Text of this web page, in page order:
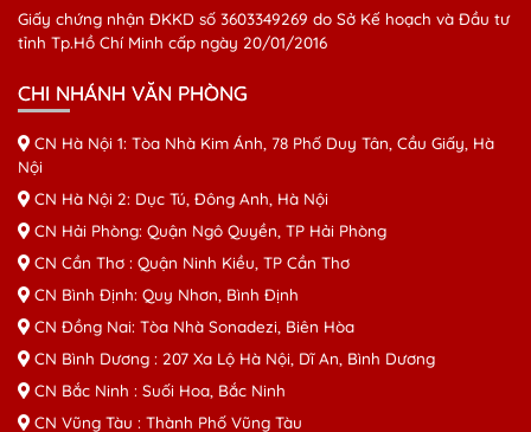
Giấy chứng nhận ĐKKD số 3603349269 do Sở Kế hoạch và Đầu tư
tỉnh Tp.Hồ Chí Minh cấp ngày 20/01/2016
CHI NHÁNH VĂN PHÒNG
CN Hà Nội 1: Tòa Nhà Kim Ánh, 78 Phố Duy Tân, Cầu Giấy, Hà
Nội
CN Hà Nội 2: Dục Tú, Đông Anh, Hà Nội
CN Hải Phòng: Quận Ngô Quyền, TP Hải Phòng
CN Cần Thơ : Quận Ninh Kiều, TP Cần Thơ
CN Bình Định: Quy Nhơn, Bình Định
CN Đồng Nai: Tòa Nhà Sonadezi, Biên Hòa
CN Bình Dương : 207 Xa Lộ Hà Nội, Dĩ An, Bình Dương
CN Bắc Ninh : Suối Hoa, Bắc Ninh
CN Vũng Tàu : Thành Phố Vũng Tàu